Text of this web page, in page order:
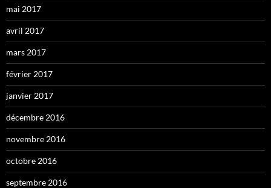
mai 2017
avril 2017
mars 2017
février 2017
janvier 2017
décembre 2016
novembre 2016
octobre 2016
septembre 2016